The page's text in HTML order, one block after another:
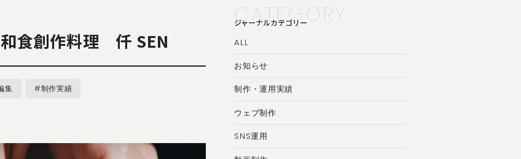
食創作料理 仟 SEN
集 #制作実績
CATEGORY
ジャーナルカテゴリー
ALL
お知らせ
制作・運用実績
ウェブ制作
SNS運用